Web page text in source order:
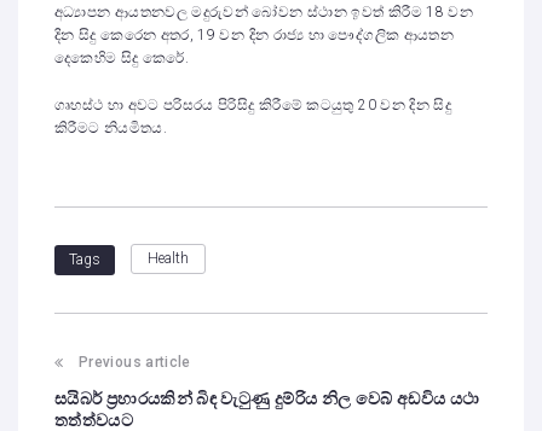
අධ්‍යාපන ආයතනවල මදුරුවන් බෝවන ස්ථාන ඉවත් කිරීම 18 වන
දින සිදු කෙරෙන අතර, 19 වන දින රාජ්‍ය හා පෞද්ගලික ආයතන
දෙකෙහිම සිදු කෙරේ.
ගෘහස්ථ හා අවට පරිසරය පිරිසිදු කිරීමේ කටයුතු 20 වන දින සිදු
කිරීමට නියමිතය.
Tags Health
Previous article
සයිබර් ප්‍රහාරයකින් බිඳ වැටුණු දුම්රිය නිල වෙබ් අඩවිය යථා
තත්ත්වයට